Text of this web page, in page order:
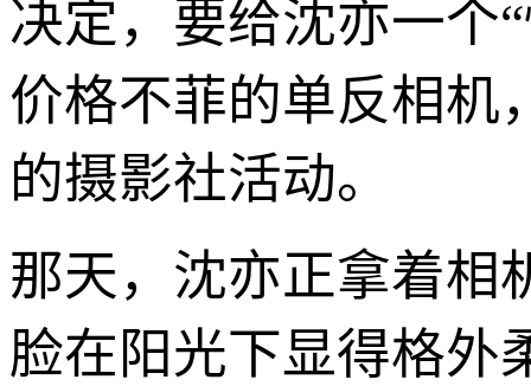
决定，要给沈亦一个
价格不菲的单反相机
的摄影社活动。
那天，沈亦正拿着相
脸在阳光下显得格外